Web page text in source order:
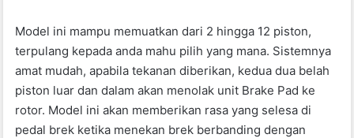
Model ini mampu memuatkan dari 2 hingga 12 piston,
terpulang kepada anda mahu pilih yang mana. Sistemnya
amat mudah, apabila tekanan diberikan, kedua dua belah
piston luar dan dalam akan menolak unit Brake Pad ke
rotor. Model ini akan memberikan rasa yang selesa di
pedal brek ketika menekan brek berbanding dengan